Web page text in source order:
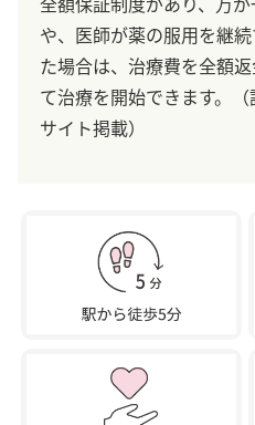
や、医師が薬の服用を継
た場合は、治療費を全額
て治療を開始できます。
サイト掲載）